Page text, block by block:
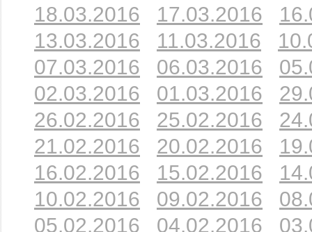
18.03.2016
17.03.2016
13.03.2016
11.03.2016
07.03.2016
06.03.2016
02.03.2016
01.03.2016
26.02.2016
25.02.2016
21.02.2016
20.02.2016
16.02.2016
15.02.2016
10.02.2016
09.02.2016
05.02.2016
04.02.2016